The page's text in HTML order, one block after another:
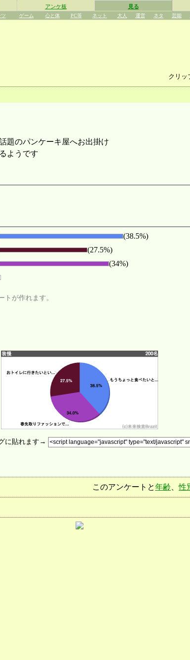
アンケ板 見る
ツ ゲーム 心と体 PC等 ネット 大人 運営 ネタ 芸能
クリッ
題のパンケーキ屋へお出掛け
ようです
(38.5%)
(27.5%)
(34%)
が作れます。
に貼れます→
このアンケートと年齢 、性